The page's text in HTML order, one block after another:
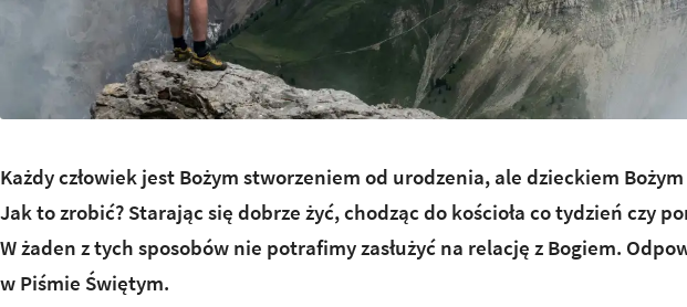
Każdy człowiek jest Bożym stworzeniem od urodzenia, ale dzieckiem
Jak to zrobić? Starając się dobrze żyć, chodząc do kościoła co tydzień czy
W żaden z tych sposobów nie potrafimy zasłużyć na relację z Bogiem.
w Piśmie Świętym.